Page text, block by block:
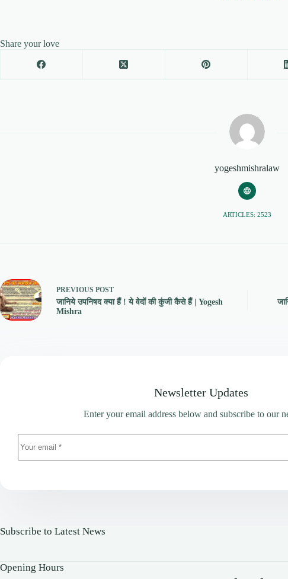
Share your love
yogeshmishralaw
ARTICLES: 2523
PREVIOUS POST
जानिये उपनिषद क्या हैं ! ये वेदों की कुंजी कैसे हैं | Yogesh
Mishra
Newsletter Updates
Enter your email address below and subscribe to our
Subscribe to Latest News
Opening Hours